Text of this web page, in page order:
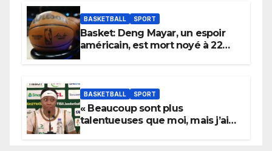
BASKETBALL SPORT
Basket: Deng Mayar, un espoir
américain, est mort noyé à 22
BASKETBALL SPORT
« Beaucoup sont plus
talentueuses que moi, mais j’ai